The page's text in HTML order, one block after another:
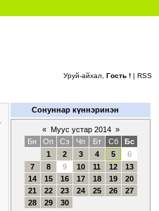
Уруй-айхал, Гость ! | RSS
Сонуннар күннэринэн
« Муус устар 2014 »
Бн
Оп Сэ Чп Бт Сб
Бс
1
2 3 4 5
6
7
8 9 10 11 12
13
14
15 16 17 18 19
20
21
22 23 24 25 26
27
28
29 30